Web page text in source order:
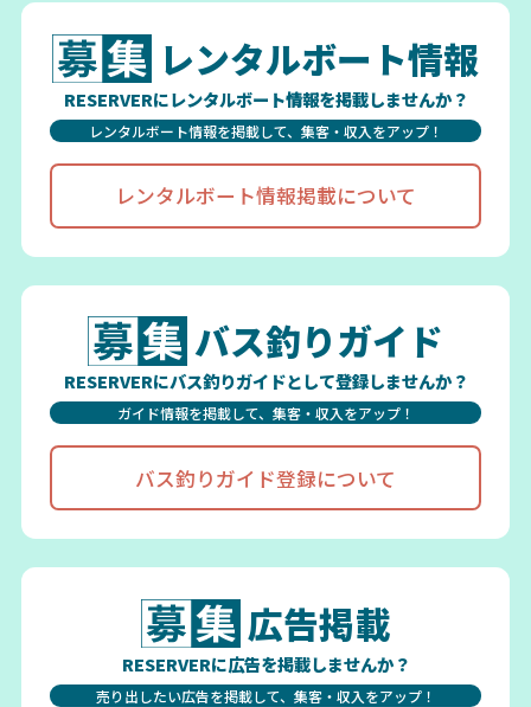
レンタルボート情報
RESERVERにレンタルボート情報を掲載しませんか？
レンタルボート情報を掲載して、集客・収入をアップ！
レンタルボート情報掲載について
バス釣りガイド
RESERVERにバス釣りガイドとして登録しませんか？
ガイド情報を掲載して、集客・収入をアップ！
バス釣りガイド登録について
広告掲載
RESERVERに広告を掲載しませんか？
売り出したい広告を掲載して、集客・収入をアップ！